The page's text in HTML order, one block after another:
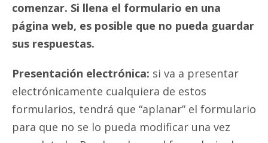
comenzar. Si llena el formulario en una
página web, es posible que no pueda guardar
sus respuestas.
Presentación electrónica: si va a presentar
electrónicamente cualquiera de estos
formularios, tendrá que “aplanar” el formulario
para que no se lo pueda modificar una vez